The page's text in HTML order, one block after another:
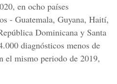
en ocho países
- Guatemala, Guyana, Haití,
Dominicana y Santa
diagnósticos menos de
el mismo periodo de 2019,